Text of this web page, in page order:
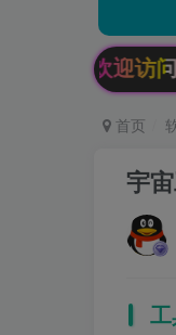
源网，本站会
首页
宇